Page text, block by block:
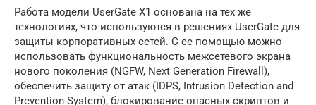
Работа модели UserGate X1 основана на тех же
технологиях, что используются в решениях UserGate для
защиты корпоративных сетей. С ее помощью можно
использовать функциональность межсетевого экрана
нового поколения (NGFW, Next Generation Firewall),
обеспечить защиту от атак (IDPS, Intrusion Detection and
Prevention System), блокирование опасных скриптов и